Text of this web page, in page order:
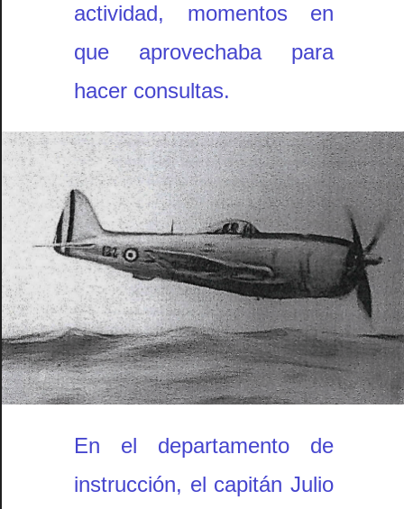
actividad, momentos en
que aprovechaba para
hacer consultas.
En el departamento de
instrucción, el capitán Julio